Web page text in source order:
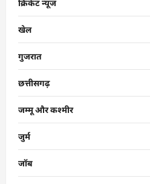
क्रिकेट न्यूज
खेल
गुजरात
छत्तीसगढ़
जम्मू और कश्मीर
जुर्म
जॉब